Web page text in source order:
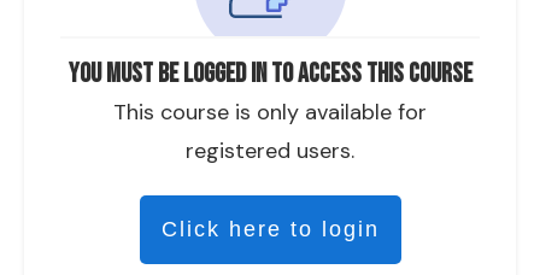
You must be logged in to access this course
This course is only available for
registered users.
Click here to login